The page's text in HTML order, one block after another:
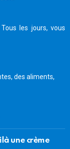
les jours, vous
des aliments,
une crème